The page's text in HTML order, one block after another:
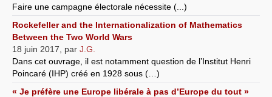
Faire une campagne électorale nécessite (...)
Rockefeller and the Internationalization of Mathematics
Between the Two World Wars
18 juin 2017
par J.G.
Dans cet ouvrage, il est notamment question de l’Institut Henri
Poincaré (IHP) créé en 1928 sous (…)
« Je préfère une Europe libérale à pas d’Europe du tout »